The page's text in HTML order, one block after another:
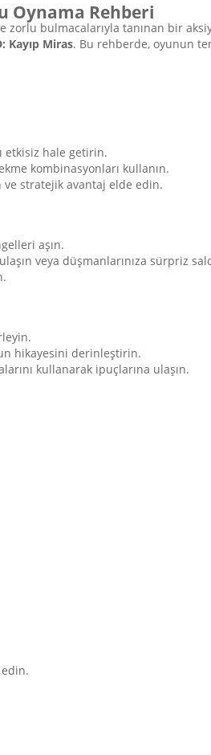
Oynama Rehberi
zorlu bulmacalarıyla tanınan bir
Kayıp Miras. Bu rehberde, oyunun
etkisiz hale getirin.
kombinasyonları kullanın.
ve stratejik avantaj elde edin.
aşın.
veya düşmanlarınıza sürpriz
hikayesini derinleştirin.
kullanarak ipuçlarına ulaşın.